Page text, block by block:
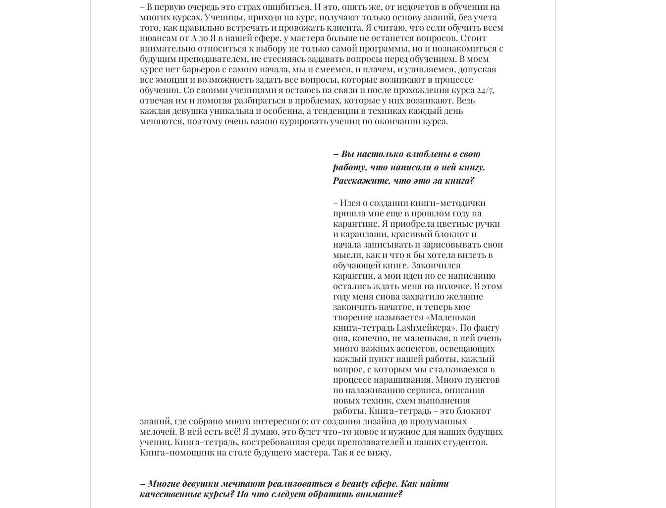
– В первую очередь это страх ошибиться. И это, опять же, от недочетов в обучении на
многих курсах. Ученицы, приходя на курс, получают только основу знаний, без учета
того, как правильно встречать и провожать клиента. Я считаю, что если обучить всем
нюансам от А до Я в нашей сфере, у мастера больше не останется вопросов. Стоит
внимательно относиться к выбору не только самой программы, но и познакомиться с
будущим преподавателем, не стесняясь задавать вопросы перед обучением. В моем
курсе нет барьеров с самого начала, мы и смеемся, и плачем, и удивляемся, допуская
все эмоции и возможность задать все вопросы, которые возникают в процессе
обучения. Со своими ученицами я остаюсь на связи и после прохождения курса 24/7,
отвечая им и помогая разбираться в проблемах, которые у них возникают. Ведь
каждая девушка уникальна и особенна, а тенденции в техниках каждый день
меняются, поэтому очень важно курировать учениц по окончании курса.
– Вы настолько влюблены в свою
работу, что написали о ней книгу.
Расскажите, что это за книга?
– Идея о создании книги-методички
пришла мне еще в прошлом году на
карантине. Я приобрела цветные ручки
и карандаши, красивый блокнот и
начала записывать и зарисовывать свои
мысли, как и что я бы хотела видеть в
обучающей книге. Закончился
карантин, а мои идеи по ее написанию
остались ждать меня на полочке. В этом
году меня снова захватило желание
закончить начатое, и теперь мое
творение называется «Маленькая
книга-тетрадь Lashмейкера». По факту
она, конечно, не маленькая, в ней очень
много важных аспектов, освещающих
каждый пункт нашей работы, каждый
вопрос, с которым мы сталкиваемся в
процессе наращивания. Много пунктов
по налаживанию сервиса, описания
новых техник, схем выполнения
работы. Книга-тетрадь – это блокнот
знаний, где собрано много интересного: от создания дизайна до продуманных
мелочей. В ней есть всё! Я думаю, это будет что-то новое и нужное для наших будущих
учениц. Книга-тетрадь, востребованная среди преподавателей и наших студентов.
Книга-помощник на столе будущего мастера. Так я ее вижу.
– Многие девушки мечтают реализоваться в beauty сфере. Как найти
качественные курсы? На что следует обратить внимание?